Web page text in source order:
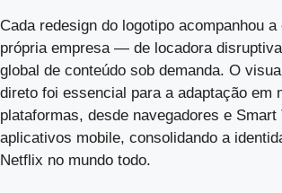
Cada redesign do logotipo acompanhou a
própria empresa — de locadora
global de conteúdo sob demanda. O
direto foi essencial para a adaptação em
plataformas, desde navegadores e Smart
aplicativos mobile, consolidando a
Netflix no mundo todo.